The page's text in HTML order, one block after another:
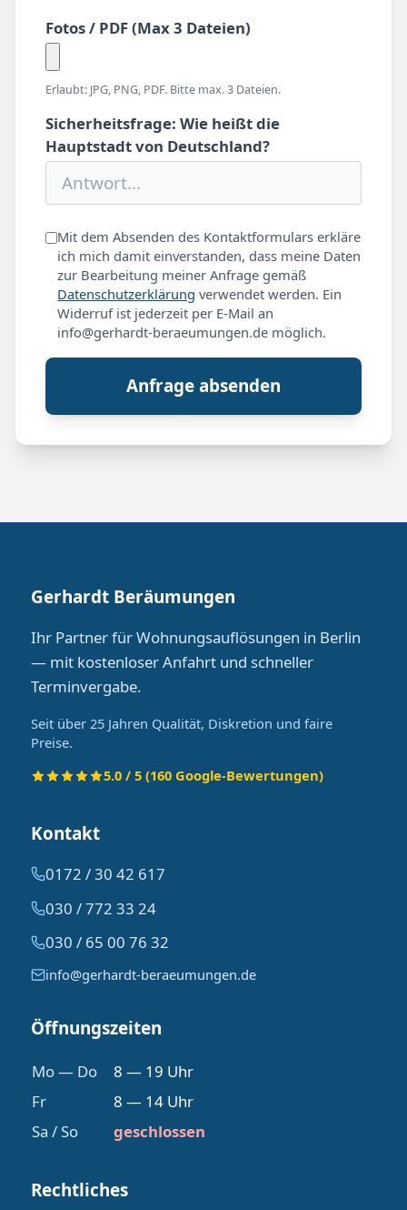
Fotos / PDF (Max 3 Dateien)
Erlaubt: JPG, PNG, PDF. Bitte max. 3 Dateien.
Sicherheitsfrage: Wie heißt die
Hauptstadt von Deutschland?
Mit dem Absenden des Kontaktformulars erkläre
ich mich damit einverstanden, dass meine Daten
zur Bearbeitung meiner Anfrage gemäß
Datenschutzerklärung verwendet werden. Ein
Widerruf ist jederzeit per E-Mail an
info@gerhardt-beraeumungen.de möglich.
Anfrage absenden
Gerhardt Beräumungen
Ihr Partner für Wohnungsauflösungen in Berlin
— mit kostenloser Anfahrt und schneller
Terminvergabe.
Seit über 25 Jahren Qualität, Diskretion und faire
Preise.
5.0 / 5 (160 Google-Bewertungen)
Kontakt
0172 / 30 42 617
030 / 772 33 24
030 / 65 00 76 32
info@gerhardt-beraeumungen.de
Öffnungszeiten
Mo — Do
8 — 19 Uhr
Fr
8 — 14 Uhr
Sa / So
geschlossen
Rechtliches